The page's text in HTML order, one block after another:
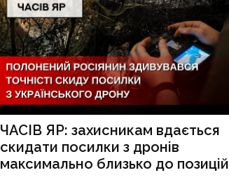
ЧАСІВ ЯР: захисникам вдається
скидати посилки з дронів
максимально близько до позицій